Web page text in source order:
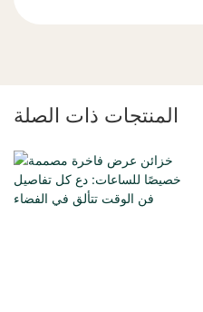
المنتجات ذات الصلة